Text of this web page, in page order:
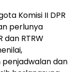
Komisi II DPR
perlunya
dan RTRW
dan